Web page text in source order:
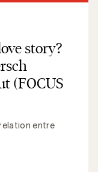
story?
(FOCUS
entre